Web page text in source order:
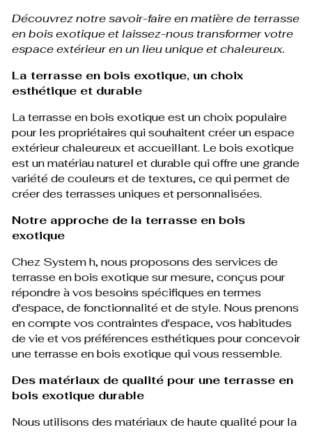
Découvrez notre savoir-faire en matière de terrasse
en bois exotique et laissez-nous transformer votre
espace extérieur en un lieu unique et chaleureux.
La terrasse en bois exotique, un choix
esthétique et durable
La terrasse en bois exotique est un choix populaire
pour les propriétaires qui souhaitent créer un espace
extérieur chaleureux et accueillant. Le bois exotique
est un matériau naturel et durable qui offre une grande
variété de couleurs et de textures, ce qui permet de
créer des terrasses uniques et personnalisées.
Notre approche de la terrasse en bois
exotique
Chez System h, nous proposons des services de
terrasse en bois exotique sur mesure, conçus pour
répondre à vos besoins spécifiques en termes
d'espace, de fonctionnalité et de style. Nous prenons
en compte vos contraintes d'espace, vos habitudes
de vie et vos préférences esthétiques pour concevoir
une terrasse en bois exotique qui vous ressemble.
Des matériaux de qualité pour une terrasse en
bois exotique durable
Nous utilisons des matériaux de haute qualité pour la